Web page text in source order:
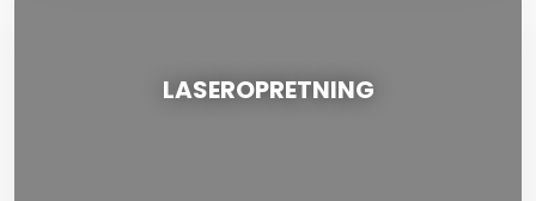
LASEROPRETNING